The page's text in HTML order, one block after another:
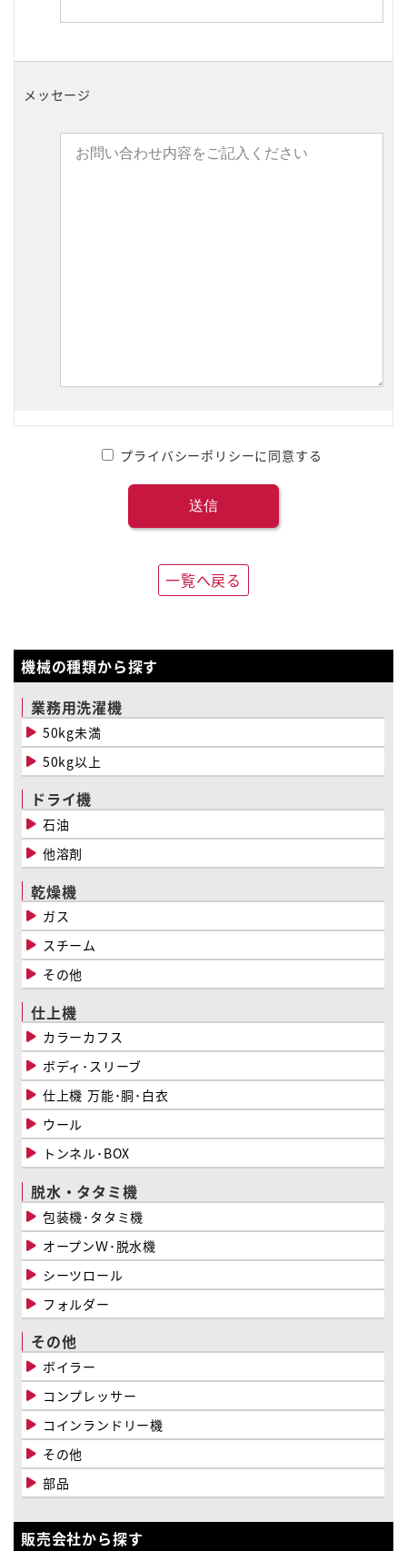
メッセージ
プライバシーポリシーに同意する
一覧へ戻る
機械の種類から探す
業務用洗濯機
50kg未満
50kg以上
ドライ機
石油
他溶剤
乾燥機
ガス
スチーム
その他
仕上機
カラーカフス
ボディ･スリーブ
仕上機 万能･胴･白衣
ウール
トンネル･BOX
脱水・タタミ機
包装機･タタミ機
オープンＷ･脱水機
シーツロール
フォルダー
その他
ボイラー
コンプレッサー
コインランドリー機
その他
部品
販売会社から探す